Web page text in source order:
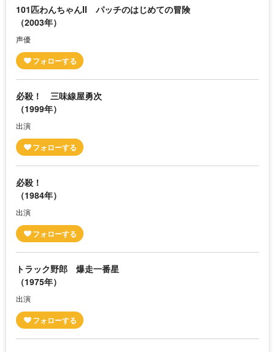
101匹わんちゃんII パッチのはじめての冒険
（2003年）
声優
必殺！ 三味線屋勇次
（1999年）
出演
必殺！
（1984年）
出演
トラック野郎 爆走一番星
（1975年）
出演